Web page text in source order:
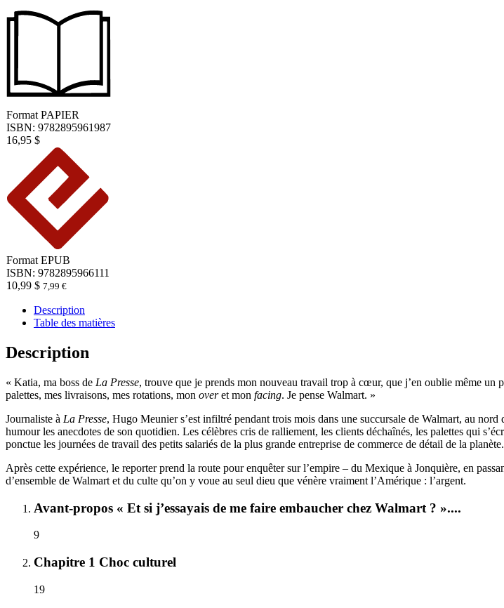
Format PAPIER
ISBN: 9782895961987
16,95 $
Format EPUB
ISBN: 9782895966111
10,99 $ 7,99 €
Description
Table des matières
Description
« Katia, ma boss de La Presse, trouve que je prends mon nouveau travail trop à cœur, que j’en oublie même un
palettes, mes livraisons, mes rotations, mon overet mon facing. Je pense Walmart. »
Journaliste à La Presse, Hugo Meunier s’est infiltré pendant trois mois dans une succursale de Walmart, au
humour les anecdotes de son quotidien. Les célèbres cris de ralliement, les clients déchaînés, les palettes qui
ponctue les journées de travail des petits salariés de la plus grande entreprise de commerce de détail de la planète.
Après cette expérience, le reporter prend la route pour enquêter sur l’empire – du Mexique à Jonquière, en
d’ensemble de Walmart et du culte qu’on y voue au seul dieu que vénère vraiment l’Amérique : l’argent.
Avant-propos « Et si j’essayais de me faire embaucher chez Walmart ? »....
9
Chapitre 1 Choc culturel
19